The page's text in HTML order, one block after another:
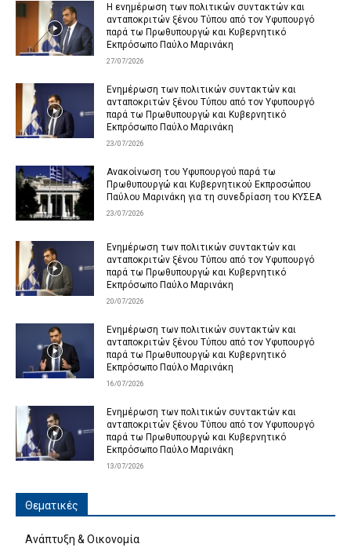
Η ενημέρωση των πολιτικών συντακτών και
ανταποκριτών ξένου Τύπου από τον Υφυπουργό
παρά τω Πρωθυπουργώ και Κυβερνητικό
Εκπρόσωπο Παύλο Μαρινάκη
27/07/2026
Ενημέρωση των πολιτικών συντακτών και
ανταποκριτών ξένου Τύπου από τον Υφυπουργό
παρά τω Πρωθυπουργώ και Κυβερνητικό
Εκπρόσωπο Παύλο Μαρινάκη
23/07/2026
Ανακοίνωση του Υφυπουργού παρά τω
Πρωθυπουργώ και Κυβερνητικού Εκπροσώπου
Παύλου Μαρινάκη για τη συνεδρίαση του ΚΥΣΕΑ
23/07/2026
Ενημέρωση των πολιτικών συντακτών και
ανταποκριτών ξένου Τύπου από τον Υφυπουργό
παρά τω Πρωθυπουργώ και Κυβερνητικό
Εκπρόσωπο Παύλο Μαρινάκη
20/07/2026
Ενημέρωση των πολιτικών συντακτών και
ανταποκριτών ξένου Τύπου από τον Υφυπουργό
παρά τω Πρωθυπουργώ και Κυβερνητικό
Εκπρόσωπο Παύλο Μαρινάκη
16/07/2026
Ενημέρωση των πολιτικών συντακτών και
ανταποκριτών ξένου Τύπου από τον Υφυπουργό
παρά τω Πρωθυπουργώ και Κυβερνητικό
Εκπρόσωπο Παύλο Μαρινάκη
13/07/2026
Θεματικές
Ανάπτυξη & Οικονομία